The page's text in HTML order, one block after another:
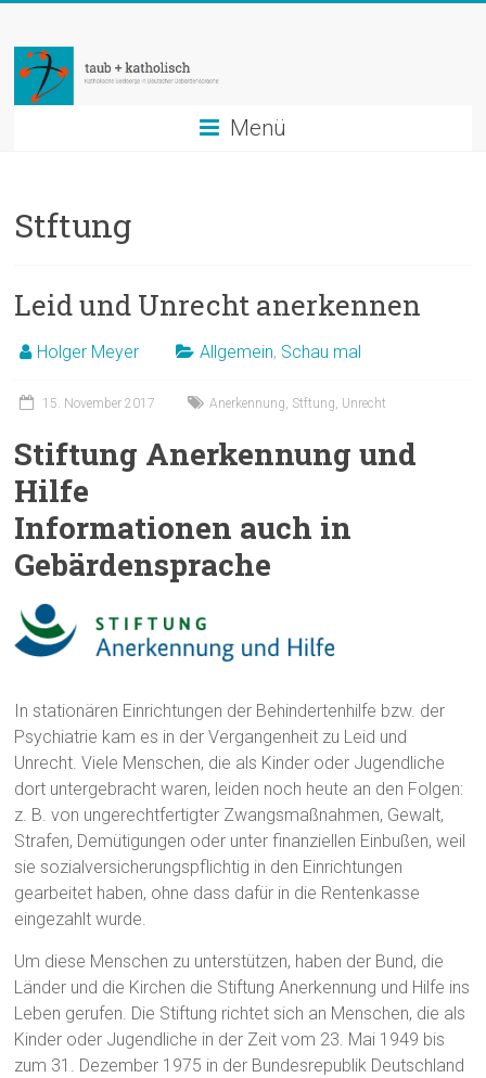
springen
taub
+
katholisch
in
Menü
Stftung
Leid und Unrecht anerkennen
Holger Meyer Allgemein, Schau mal
15. November 2017 Anerkennung Stftung Unrecht
Stiftung Anerkennung und
Hilfe
Informationen auch in
Gebärdensprache
In stationären Einrichtungen der Behindertenhilfe bzw. der
Psychiatrie kam es in der Vergangenheit zu Leid und
Unrecht. Viele Menschen, die als Kinder oder Jugendliche
dort untergebracht waren, leiden noch heute an den Folgen:
z. B. von ungerechtfertigter Zwangsmaßnahmen, Gewalt,
Strafen, Demütigungen oder unter finanziellen Einbußen, weil
sie sozialversicherungspflichtig in den Einrichtungen
gearbeitet haben, ohne dass dafür in die Rentenkasse
eingezahlt wurde.
Um diese Menschen zu unterstützen, haben der Bund, die
Länder und die Kirchen die Stiftung Anerkennung und Hilfe ins
Leben gerufen. Die Stiftung richtet sich an Menschen, die als
Kinder oder Jugendliche in der Zeit vom 23. Mai 1949 bis
zum 31. Dezember 1975 in der Bundesrepublik Deutschland